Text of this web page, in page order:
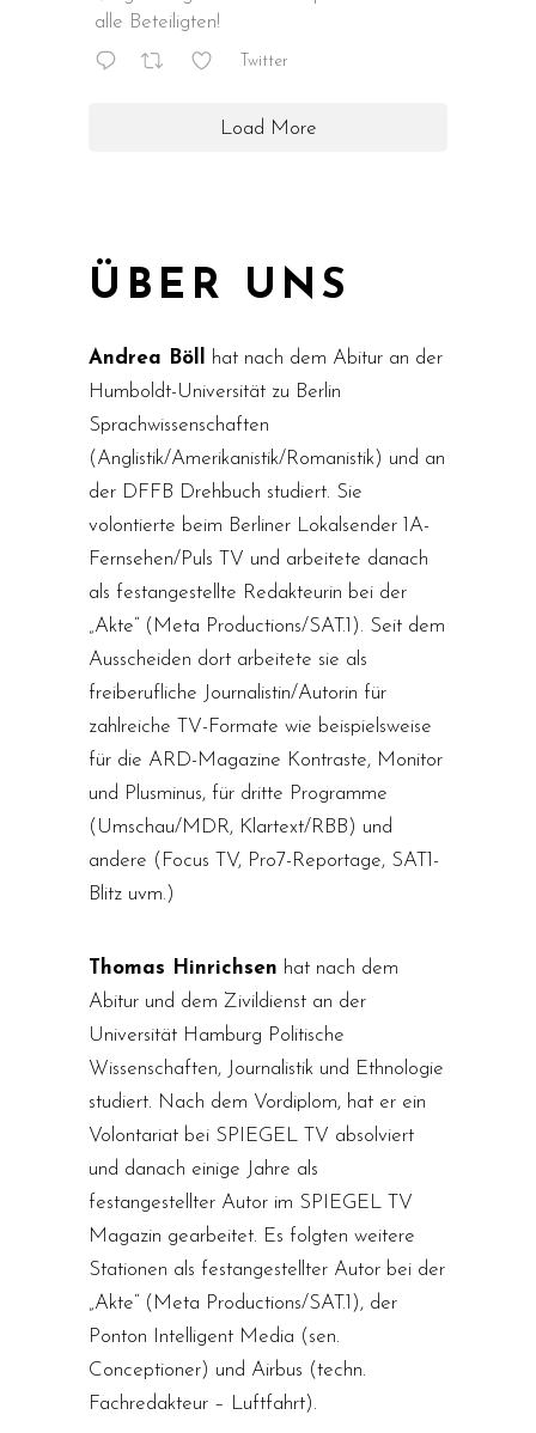
alle Beteiligten!
Twitter
Load More
ÜBER UNS
Andrea Böll
hat nach dem Abitur an der
Humboldt-Universität zu Berlin
Sprachwissenschaften
(Anglistik/Amerikanistik/Romanistik) und an
der DFFB Drehbuch studiert. Sie
volontierte beim Berliner Lokalsender 1A-
Fernsehen/Puls TV und arbeitete danach
als festangestellte Redakteurin bei der
„Akte“ (Meta Productions/SAT.1). Seit dem
Ausscheiden dort arbeitete sie als
freiberufliche Journalistin/Autorin für
zahlreiche TV-Formate wie beispielsweise
für die ARD-Magazine Kontraste, Monitor
und Plusminus, für dritte Programme
(Umschau/MDR, Klartext/RBB) und
andere (Focus TV, Pro7-Reportage, SAT1-
Blitz uvm.)
Thomas Hinrichsen hat nach dem
Abitur und dem Zivildienst an der
Universität Hamburg Politische
Wissenschaften, Journalistik und Ethnologie
studiert. Nach dem Vordiplom, hat er ein
Volontariat bei SPIEGEL TV absolviert
und danach einige Jahre als
festangestellter Autor im SPIEGEL TV
Magazin gearbeitet. Es folgten weitere
Stationen als festangestellter Autor bei der
„Akte“ (Meta Productions/SAT.1), der
Ponton Intelligent Media (sen.
Conceptioner) und Airbus (techn.
Fachredakteur – Luftfahrt).